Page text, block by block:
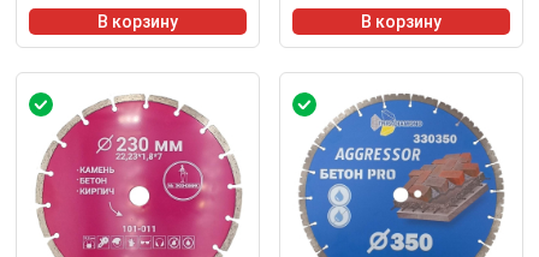
В корзину В корзину